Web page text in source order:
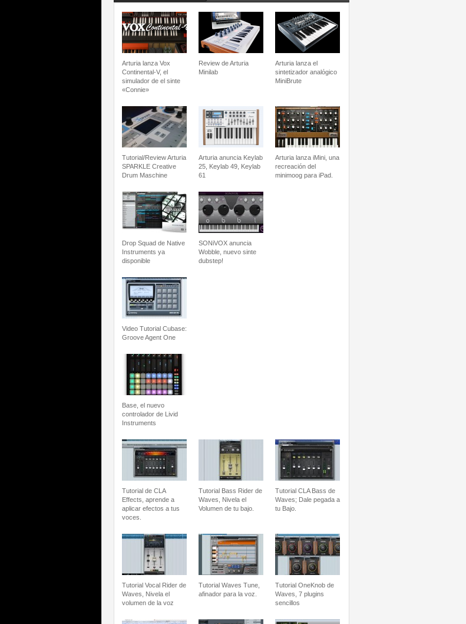
Arturia lanza Vox
Continental-V, el
simulador de el sinte
«Connie»
Review de Arturia
Minilab
Arturia lanza el
sintetizador analógico
MiniBrute
Tutorial/Review Arturia
SPARKLE Creative
Drum Maschine
Arturia anuncia Keylab
25, Keylab 49, Keylab
61
Arturia lanza iMini, una
recreación del
minimoog para iPad.
Drop Squad de Native
Instruments ya
disponible
SONiVOX anuncia
Wobble, nuevo sinte
dubstep!
Video Tutorial Cubase:
Groove Agent One
Base, el nuevo
controlador de Livid
Instruments
Tutorial de CLA
Effects, aprende a
aplicar efectos a tus
voces.
Tutorial Bass Rider de
Waves, Nivela el
Volumen de tu bajo.
Tutorial CLA Bass de
Waves; Dale pegada a
tu Bajo.
Tutorial Vocal Rider de
Waves, Nivela el
volumen de la voz
Tutorial Waves Tune,
afinador para la voz.
Tutorial OneKnob de
Waves, 7 plugins
sencillos